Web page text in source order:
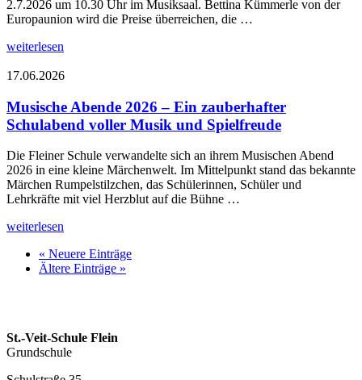
2.7.2026 um 10.30 Uhr im Musiksaal. Bettina Kümmerle von der
Europaunion wird die Preise überreichen, die …
weiterlesen
17.06.2026
Musische Abende 2026 – Ein zauberhafter
Schulabend voller Musik und Spielfreude
Die Fleiner Schule verwandelte sich an ihrem Musischen Abend
2026 in eine kleine Märchenwelt. Im Mittelpunkt stand das bekannte
Märchen Rumpelstilzchen, das Schülerinnen, Schüler und
Lehrkräfte mit viel Herzblut auf die Bühne …
weiterlesen
« Neuere Einträge
Ältere Einträge »
St.-Veit-Schule Flein
Grundschule